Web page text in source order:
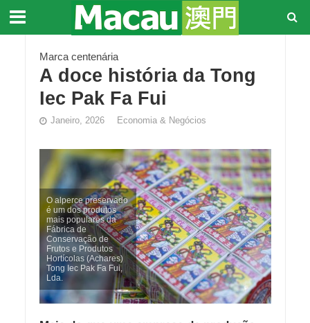
Marca centenária
A doce história da Tong
Iec Pak Fa Fui
Janeiro, 2026 Economia & Negócios
O alperce preservado
é um dos produtos
mais populares da
Fábrica de
Conservação de
Frutos e Produtos
Hortícolas (Achares)
Tong Iec Pak Fa Fui,
Lda.